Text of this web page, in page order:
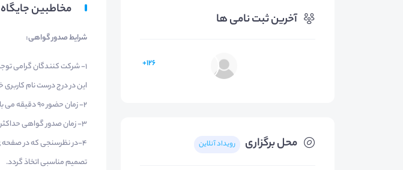
آخرین ثبت نامی ها
126+
محل برگزاری رویداد آنلاین
مخاطبین جایگاه
شرایط صدور گواهی:
1- شرکت کنندگان گرامی
این در درج درست نام
2- زمان حضور 90 دقیقه می باشد به میزان کمتر از این زمان گواهی تعلق نمی گیرد
3- زمان صدور گواهی حداکثر 10 روز کاری بعد از برگزاری وبینار می باشد
4-در نظرسنجی که در صفحه ی
تصمیم مناسبی اتخاذ گردد.